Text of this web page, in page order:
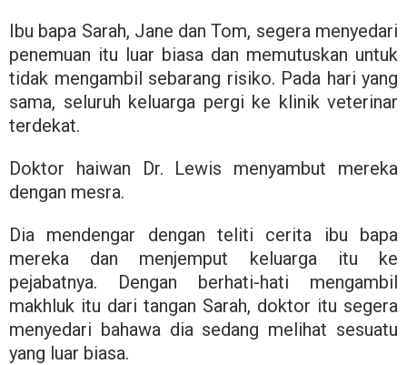
Ibu bapa Sarah, Jane dan Tom, segera menyedari
penemuan itu luar biasa dan memutuskan untuk
tidak mengambil sebarang risiko. Pada hari yang
sama, seluruh keluarga pergi ke klinik veterinar
terdekat.
Doktor haiwan Dr. Lewis menyambut mereka
dengan mesra.
Dia mendengar dengan teliti cerita ibu bapa
mereka dan menjemput keluarga itu ke
pejabatnya. Dengan berhati-hati mengambil
makhluk itu dari tangan Sarah, doktor itu segera
menyedari bahawa dia sedang melihat sesuatu
yang luar biasa.